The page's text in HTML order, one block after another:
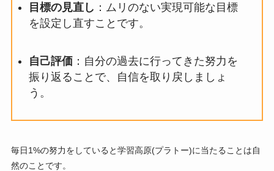
目標の見直し ：ムリのない実現可能な目標
を設定し直すことです。
自己評価：自分の過去に行ってきた努力を
振り返ることで、自信を取り戻しましょ
う。
毎日1%の努力をしていると学習高原(プラトー)に当たることは自
然のことです。